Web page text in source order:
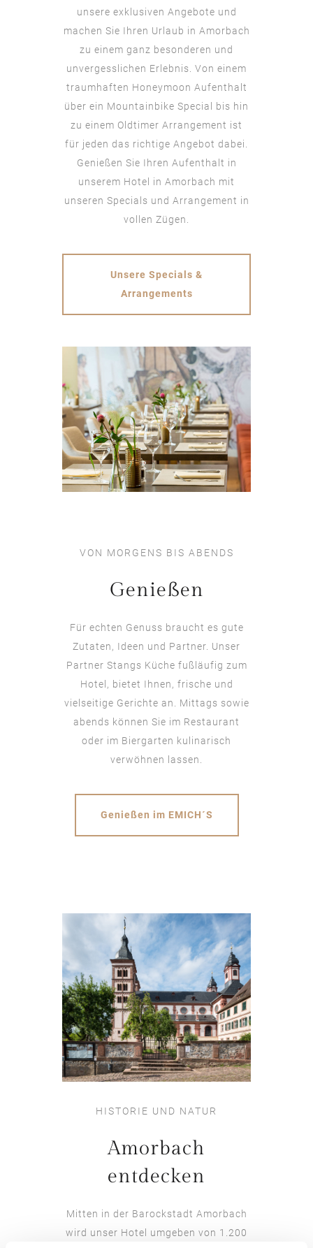
unsere exklusiven Angebote und
machen Sie Ihren Urlaub in Amorbach
zu einem ganz besonderen und
unvergesslichen Erlebnis. Von einem
traumhaften Honeymoon Aufenthalt
über ein Mountainbike Special bis hin
zu einem Oldtimer Arrangement ist
für jeden das richtige Angebot dabei.
Genießen Sie Ihren Aufenthalt in
unserem Hotel in Amorbach mit
unseren Specials und Arrangement in
vollen Zügen.
Unsere Specials &
Arrangements
VON MORGENS BIS ABENDS
Genießen
Für echten Genuss braucht es gute
Zutaten, Ideen und Partner. Unser
Partner Stangs Küche fußläufig zum
Hotel, bietet Ihnen, frische und
vielseitige Gerichte an. Mittags sowie
abends können Sie im Restaurant
oder im Biergarten kulinarisch
verwöhnen lassen.
Genießen im EMICH´S
HISTORIE UND NATUR
Amorbach
entdecken
Mitten in der Barockstadt Amorbach
wird unser Hotel umgeben von 1.200